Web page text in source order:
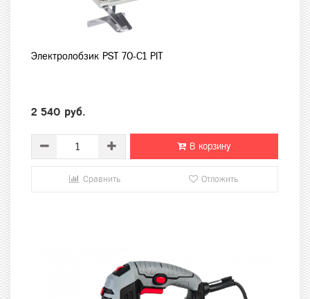
Электролобзик PST 70-C1 PIT
2 540 руб.
В корзину
Сравнить Отложить